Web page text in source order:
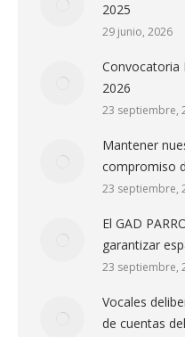
2025
29 junio, 2026
Convocatoria
2026
23 septiembre,
Mantener
compromiso
23 septiembre,
El GAD
garantizar
23 septiembre,
Vocales
de cuentas